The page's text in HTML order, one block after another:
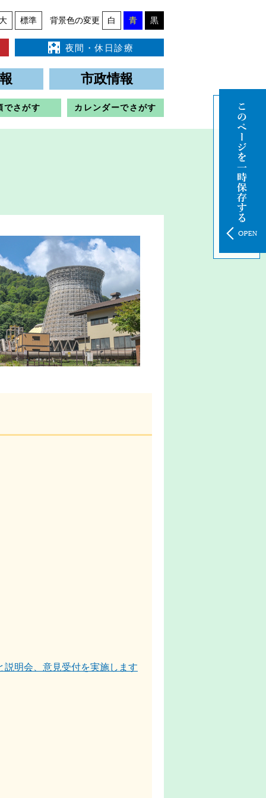
標準 背景色の変更 白 青 黒
夜間・休日診療
市政情報
でさがす カレンダーでさがす
明会、意見受付を実施します